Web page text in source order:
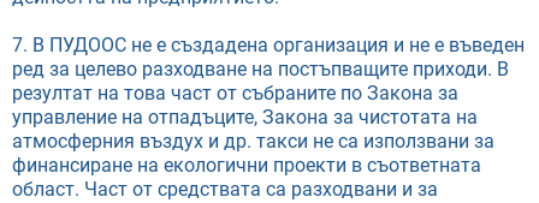
7. В ПУДООС не е създадена организация и не е въведен
ред за целево разходване на постъпващите приходи. В
резултат на това част от събраните по Закона за
управление на отпадъците, Закона за чистотата на
атмосферния въздух и др. такси не са използвани за
финансиране на екологични проекти в съответната
област. Част от средствата са разходвани и за